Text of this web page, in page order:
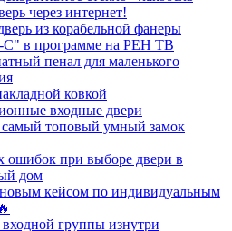
через интернет!
из корабельной фанеры
С" в программе на РЕН ТВ
пенал для маленького
ковкой
входные двери
топовый умный замок
ошибок при выборе двери в
дом
кейсом по индивидуальным
входной группы изнутри